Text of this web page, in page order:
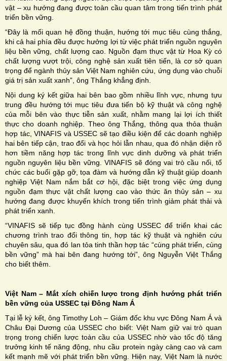
vật – xu hướng đang được toàn cầu quan tâm trong tiến trình phát
triển bền vững.
“Đây là mối quan hệ đồng thuận, hướng tới mục tiêu cùng thắng,
khi cả hai phía đều được hưởng lợi từ việc phát triển nguồn nguyên
liệu bền vững, chất lượng cao. Nguồn đạm thực vật từ Hoa Kỳ có
chất lượng vượt trội, công nghệ sản xuất tiên tiến, là cơ sở quan
trọng để ngành thủy sản Việt Nam nghiên cứu, ứng dụng vào chuỗi
giá trị sản xuất xanh”, ông Thắng khẳng định.
Nội dung ký kết giữa hai bên bao gồm nhiều lĩnh vực, nhưng tựu
trung đều hướng tới mục tiêu đưa tiến bộ kỹ thuật và công nghệ
của mỗi bên vào thực tiễn sản xuất, nhằm mang lại lợi ích thiết
thực cho doanh nghiệp. Theo ông Thắng, thông qua thỏa thuận
hợp tác, VINAFIS và USSEC sẽ tạo điều kiện để các doanh nghiệp
hai bên tiếp cận, trao đổi và học hỏi lẫn nhau, qua đó nhận diện rõ
hơn tiềm năng hợp tác trong lĩnh vực dinh dưỡng và phát triển
nguồn nguyên liệu bền vững. VINAFIS sẽ đóng vai trò cầu nối, tổ
chức các buổi gặp gỡ, tọa đàm và hướng dẫn kỹ thuật giúp doanh
nghiệp Việt Nam nắm bắt cơ hội, đặc biệt trong việc ứng dụng
nguồn đạm thực vật chất lượng cao vào thức ăn thủy sản – xu
hướng đang được khuyến khích trong tiến trình giảm phát thải và
phát triển xanh.
“VINAFIS sẽ tiếp tục đồng hành cùng USSEC để triển khai các
chương trình trao đổi thông tin, hợp tác kỹ thuật và nghiên cứu
chuyên sâu, qua đó lan tỏa tinh thần hợp tác “cùng phát triển, cùng
bền vững” mà hai bên đang hướng tới”, ông Nguyễn Việt Thắng
cho biết thêm.
Việt Nam – Mắt xích chiến lược trong định hướng phát triển
bền vững của USSEC tại Đông Nam Á
Tại lễ ký kết, ông Timothy Loh – Giám đốc khu vực Đông Nam Á và
Châu Đại Dương của USSEC cho biết: Việt Nam giữ vai trò quan
trọng trong chiến lược toàn cầu của USSEC nhờ vào tốc độ tăng
trưởng kinh tế năng động, nhu cầu protein ngày càng cao và cam
kết mạnh mẽ với phát triển bền vững. Hiện nay, Việt Nam là nước